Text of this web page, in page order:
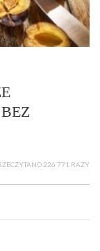
226 771 RAZY